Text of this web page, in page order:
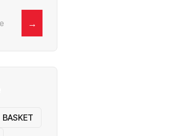
→
BASKET